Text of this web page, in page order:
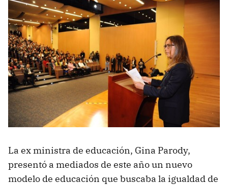
La ex ministra de educación, Gina Parody,
presentó a mediados de este año un nuevo
modelo de educación que buscaba la igualdad de